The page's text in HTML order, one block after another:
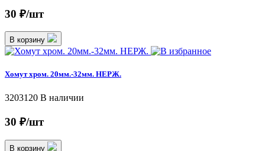
30 ₽/шт
В корзину
Хомут хром. 20мм.-32мм. НЕРЖ.
3203120 В наличии
30 ₽/шт
В корзину